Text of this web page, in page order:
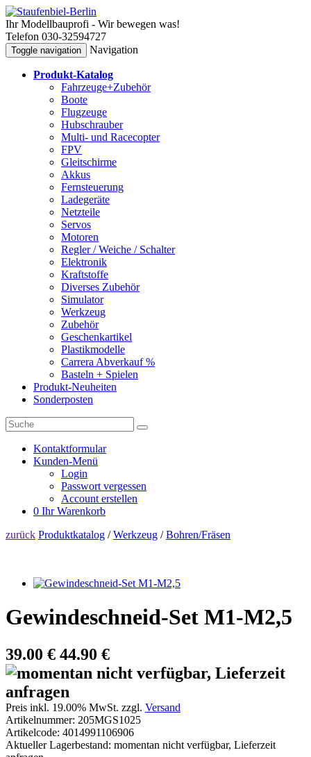
Ihr Modellbauprofi - Wir bewegen was!
Telefon 030-32594727
Toggle navigation Navigation
Produkt-Katalog
Fahrzeuge+Zubehör
Boote
Flugzeuge
Hubschrauber
Multi- und Racecopter
FPV
Gleitschirme
Akkus
Fernsteuerung
Ladegeräte
Netzteile
Servos
Motoren
Regler / Weiche / Schalter
Elektronik
Kraftstoffe
Diverses Zubehör
Simulator
Werkzeug
Zubehör
Geschenkartikel
Plastikmodelle
Carrera Abverkauf %
Basteln + Spielen
Produkt-Neuheiten
Sonderposten
Kontaktformular
Kunden-Menü
Login
Passwort vergessen
Account erstellen
0 Ihr Warenkorb
zurück Produktkatalog /Werkzeug /Bohren/Fräsen
Gewindeschneid-Set M1-M2,5
39.00 € 44.90 €
Preis inkl. 19.00% MwSt. zzgl. Versand
Artikelnummer: 205MGS1025
Artikelcode: 4014991106906
Aktueller Lagerbestand: momentan nicht verfügbar, Lieferzeit